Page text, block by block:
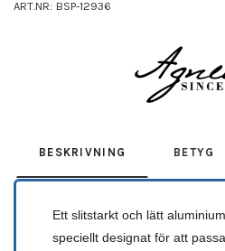
ART.NR: BSP-12936
BESKRIVNING BETYG
Ett slitstarkt och lätt
speciellt designat för att passa